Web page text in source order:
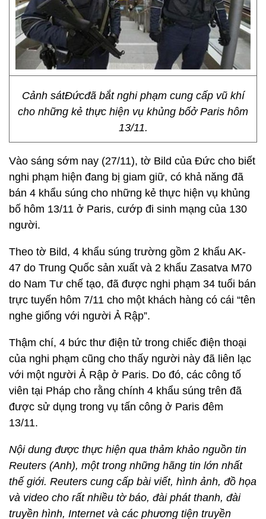
Cảnh sátĐứcđã bắt nghi phạm cung cấp vũ khí
cho những kẻ thực hiện vụ khủng bốở Paris hôm
13/11.
Vào sáng sớm nay (27/11), tờ Bild của Đức cho biết
nghi phạm hiện đang bị giam giữ, có khả năng đã
bán 4 khẩu súng cho những kẻ thực hiện vụ khủng
bố hôm 13/11 ở Paris, cướp đi sinh mạng của 130
người.
Theo tờ Bild, 4 khẩu súng trường gồm 2 khẩu AK-
47 do Trung Quốc sản xuất và 2 khẩu Zasatva M70
do Nam Tư chế tạo, đã được nghi phạm 34 tuổi bán
trực tuyến hôm 7/11 cho một khách hàng có cái “tên
nghe giống với người Ả Rập”.
Thậm chí, 4 bức thư điện tử trong chiếc điện thoại
của nghi phạm cũng cho thấy người này đã liên lạc
với một người Ả Rập ở Paris. Do đó, các công tố
viên tại Pháp cho rằng chính 4 khẩu súng trên đã
được sử dụng trong vụ tấn công ở Paris đêm
13/11.
Nội dung được thực hiện qua thảm khảo nguồn tin
Reuters (Anh), một trong những hãng tin lớn nhất
thế giới. Reuters cung cấp bài viết, hình ảnh, đồ họa
và video cho rất nhiều tờ báo, đài phát thanh, đài
truyền hình, Internet và các phương tiện truyền